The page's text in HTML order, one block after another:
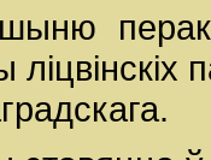
лiцвiнскiх